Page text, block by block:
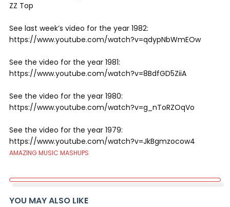
ZZ Top
See last week’s video for the year 1982:
https://www.youtube.com/watch?v=qdypNbWmEOw
See the video for the year 1981:
https://www.youtube.com/watch?v=8BdfGD5ZiiA
See the video for the year 1980:
https://www.youtube.com/watch?v=g_nToRZOqVo
See the video for the year 1979:
https://www.youtube.com/watch?v=JkBgmzocow4
AMAZING MUSIC MASHUPS
YOU MAY ALSO LIKE